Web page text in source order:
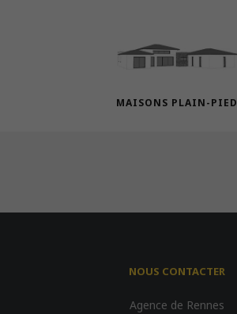
MAISONS PLAIN-PIED
NOUS CONTACTER
Agence de Rennes